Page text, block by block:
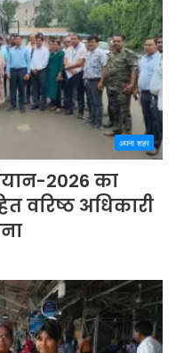
अपना शहर
2026 का
वरिष्ठ अधिकारी